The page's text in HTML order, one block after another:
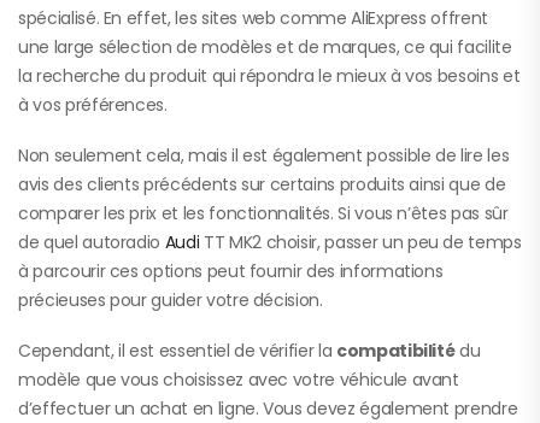
spécialisé. En effet, les sites web comme AliExpress offrent
une large sélection de modèles et de marques, ce qui facilite
la recherche du produit qui répondra le mieux à vos besoins et
à vos préférences.
Non seulement cela, mais il est également possible de lire les
avis des clients précédents sur certains produits ainsi que de
comparer les prix et les fonctionnalités. Si vous n’êtes pas sûr
de quel autoradio Audi TT MK2 choisir, passer un peu de temps
à parcourir ces options peut fournir des informations
précieuses pour guider votre décision.
Cependant, il est essentiel de vérifier la compatibilitédu
modèle que vous choisissez avec votre véhicule avant
d’effectuer un achat en ligne. Vous devez également prendre